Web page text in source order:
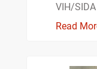
VIH/
Read